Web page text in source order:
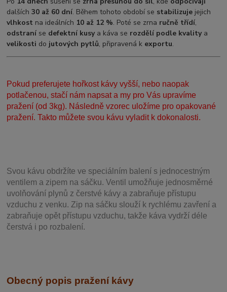
dalších30 až 60 dní. Během tohoto období se stabilizuje jejich
vlhkost na ideálních 10 až 12 %. Poté se zrna ručně třídí,
odstraní se defektní kusya káva se rozdělí podle kvalitya
velikosti do jutových pytlů, připravená k exportu.
Pokud preferujete hořkost kávy vyšší, nebo naopak
potlačenou, stačí nám napsat a my pro Vás upravíme
pražení (od 3kg). Následně vzorec uložíme pro opakované
pražení. Takto můžete svou kávu vyladit k dokonalosti.
Svou kávu obdržíte ve speciálním balení s jednocestným
ventilem a zipem na sáčku. Ventil umožňuje jednosměrné
uvolňování plynů z čerstvé kávy a zabraňuje přístupu
vzduchu z venku. Zip na sáčku slouží k rychlému zavření a
zabraňuje opět přístupu vzduchu, takže káva vydrží déle
čerstvá i po rozbalení.
Obecný popis pražení kávy